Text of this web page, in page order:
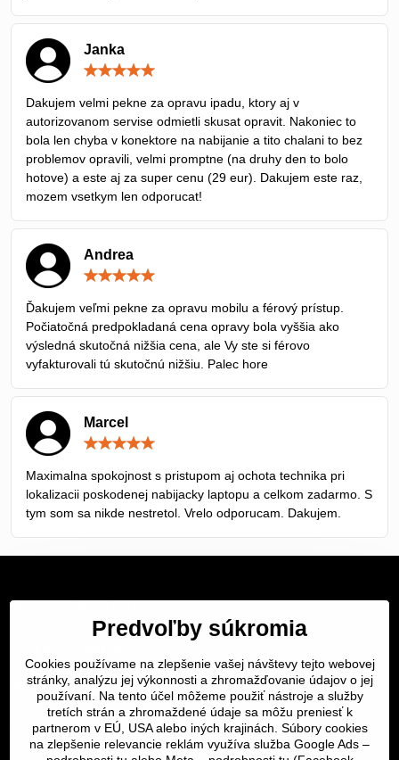
Janka
5
Dakujem velmi pekne za opravu ipadu, ktory aj v
autorizovanom servise odmietli skusat opravit. Nakoniec to
bola len chyba v konektore na nabijanie a tito chalani to bez
problemov opravili, velmi promptne (na druhy den to bolo
hotove) a este aj za super cenu (29 eur). Dakujem este raz,
mozem vsetkym len odporucat!
Andrea
5
Ďakujem veľmi pekne za opravu mobilu a férový prístup.
Počiatočná predpokladaná cena opravy bola vyššia ako
výsledná skutočná nižšia cena, ale Vy ste si férovo
vyfakturovali tú skutočnú nižšiu. Palec hore
Marcel
5
Maximalna spokojnost s pristupom aj ochota technika pri
lokalizacii poskodenej nabijacky laptopu a celkom zadarmo. S
tym som sa nikde nestretol. Vrelo odporucam. Dakujem.
Servis Bratislava
Servis Košice
Dôležité odkazy
Predvoľby súkromia
Cookies používame na zlepšenie vašej návštevy tejto webovej
stránky, analýzu jej výkonnosti a zhromažďovanie údajov o jej
používaní. Na tento účel môžeme použiť nástroje a služby
tretích strán a zhromaždené údaje sa môžu preniesť k
partnerom v EÚ, USA alebo iných krajinách. Súbory cookies
na zlepšenie relevancie reklám využíva služba Google Ads –